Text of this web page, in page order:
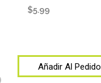
$5.99
Añadir Al Pedido